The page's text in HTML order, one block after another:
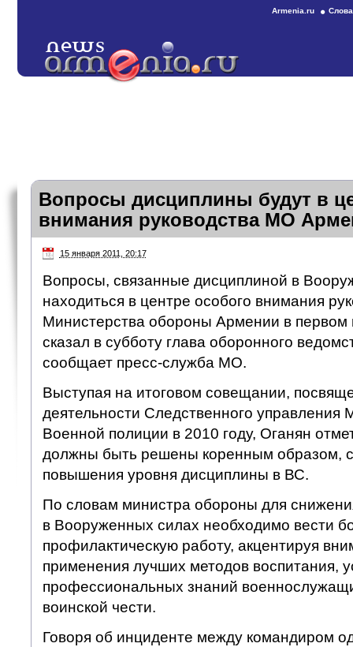
Armenia.ru
Вопросы дисциплины будут в
внимания руководства МО
15 января 2011, 20:17
Вопросы, связанные дисциплиной в
находиться в центре особого внимания
Министерства обороны Армении в первом
сказал в субботу глава оборонного
сообщает пресс-служба МО.
Выступая на итоговом совещании,
деятельности Следственного
Военной полиции в 2010 году, Оганян
должны быть решены коренным образом,
повышения уровня дисциплины в ВС.
По словам министра обороны для
в Вооруженных силах необходимо вести
профилактическую работу, акцентируя
применения лучших методов воспитания,
профессиональных знаний
воинской чести.
Говоря об инциденте между командиром